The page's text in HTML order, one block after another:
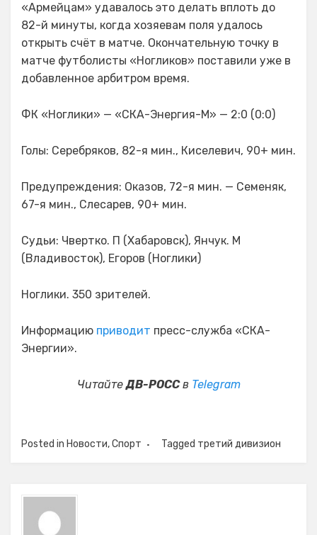
«Армейцам» удавалось это делать вплоть до
82-й минуты, когда хозяевам поля удалось
открыть счёт в матче. Окончательную точку в
матче футболисты «Ногликов» поставили уже в
добавленное арбитром время.
ФК «Ноглики» — «СКА-Энергия-М» — 2:0 (0:0)
Голы: Серебряков, 82-я мин., Киселевич, 90+ мин.
Предупреждения: Оказов, 72-я мин. — Семеняк,
67-я мин., Слесарев, 90+ мин.
Судьи: Чвертко. П (Хабаровск), Янчук. М
(Владивосток), Егоров (Ноглики)
Ноглики. 350 зрителей.
Информацию приводит пресс-служба «СКА-
Энергии».
ЧитайтеДВ-РОССв Telegram
Posted in Новости,Спорт Tagged третий дивизион